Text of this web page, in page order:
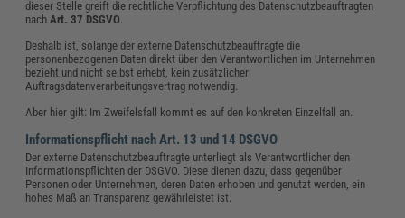
dieser Stelle greift die rechtliche Verpflichtung des Datenschutzbeauftragten
nachArt. 37 DSGVO.
Deshalb ist, solange der externe Datenschutzbeauftragte die
personenbezogenen Daten direkt über den Verantwortlichen im Unternehmen
bezieht und nicht selbst erhebt, kein zusätzlicher
Auftragsdatenverarbeitungsvertrag notwendig.
Aber hier gilt: Im Zweifelsfall kommt es auf den konkreten Einzelfall an.
Informationspflicht nach Art. 13 und 14 DSGVO
Der externe Datenschutzbeauftragte unterliegt als Verantwortlicher den
Informationspflichten der DSGVO. Diese dienen dazu, dass gegenüber
Personen oder Unternehmen, deren Daten erhoben und genutzt werden, ein
hohes Maß an Transparenz gewährleistet ist.